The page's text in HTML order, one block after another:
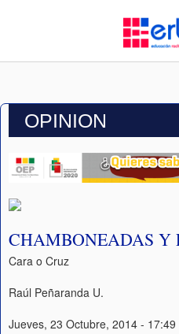
OPINION
CHAMBONEADAS Y
Cara o Cruz
Raúl Peñaranda U.
Jueves, 23 Octubre, 2014 - 17:49